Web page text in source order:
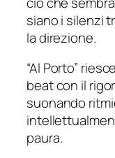
siano i silenzi
la direzione.
“Al Porto”
beat con il
suonando
paura.